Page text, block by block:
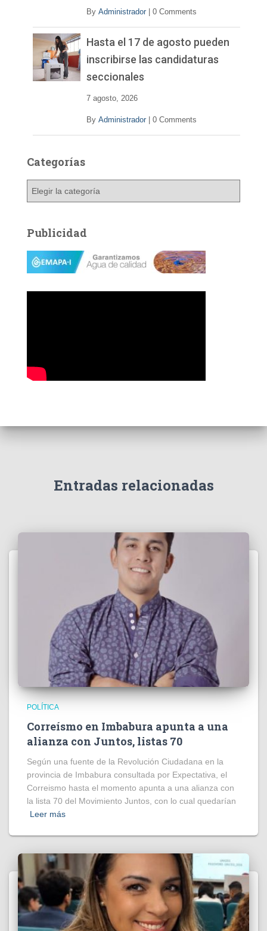
By Administrador 0 Comments
Hasta el 17 de agosto pueden
inscribirse las candidaturas
seccionales
7 agosto, 2026
By Administrador 0 Comments
Categorías
g
o
a
Publicidad
Entradas relacionadas
POLÍTICA
Correísmo en Imbabura apunta a una
alianza con Juntos, listas 70
Según una fuente de la Revolución Ciudadana en la
provincia de Imbabura consultada por Expectativa, el
Correismo hasta el momento apunta a una alianza con
la lista 70 del Movimiento Juntos, con lo cual quedarían
Leer más